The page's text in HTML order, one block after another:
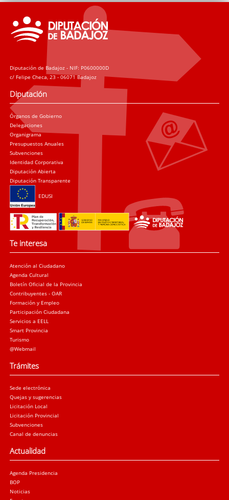
Diputación de Badajoz - NIF: P0600000D
c/ Felipe Checa, 23 - 06071 Badajoz
Diputación
Órganos de Gobierno
Delegaciones
Organigrama
Presupuestos Anuales
Subvenciones
Identidad Corporativa
Diputación Abierta
Diputación Transparente
EDUSI
Te interesa
Atención al Ciudadano
Agenda Cultural
Boletín Oficial de la Provincia
Contribuyentes - OAR
Formación y Empleo
Participación Ciudadana
Servicios a EELL
Smart Provincia
Turismo
@Webmail
Trámites
Sede electrónica
Quejas y sugerencias
Licitación Local
Licitación Provincial
Subvenciones
Canal de denuncias
Actualidad
Agenda Presidencia
BOP
Noticias